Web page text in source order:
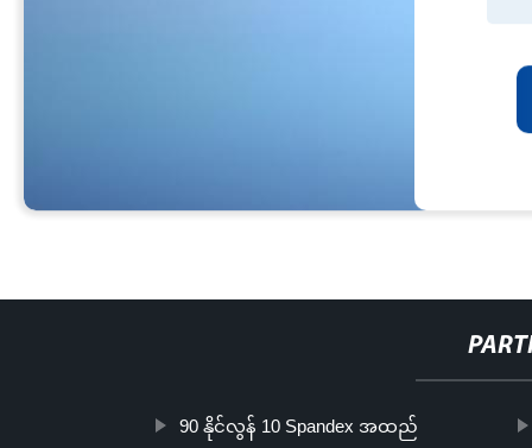
90 နိုင်လွန် 10 Spandex အထည်